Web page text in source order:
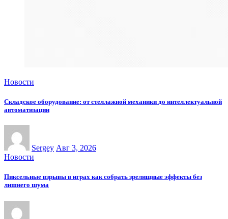
Новости
Складское оборудование: от стеллажной механики до интеллектуальной
автоматизации
Sergey Авг 3, 2026
Новости
Пиксельные взрывы в играх как собрать зрелищные эффекты без
лишнего шума